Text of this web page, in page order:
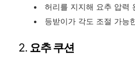
허리를 지지해 요추 압력
등받이가 각도 조절 가능
2. 요추 쿠션